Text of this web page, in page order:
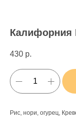
Калифорния
430 р.
Рис, нори, огурец,